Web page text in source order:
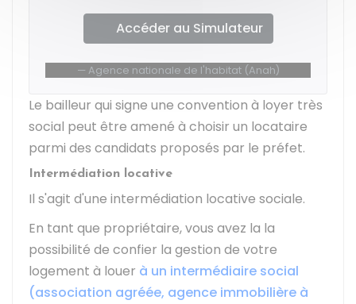
Accéder au Simulateur
Agence nationale de l'habitat (Anah)
Le bailleur qui signe une convention à loyer très
social peut être amené à choisir un locataire
parmi des candidats proposés par le préfet.
Intermédiation locative
Il s'agit d'une intermédiation locative sociale.
En tant que propriétaire, vous avez la la
possibilité de confier la gestion de votre
logement à louer à un intermédiaire social
(association agréée, agence immobilière à